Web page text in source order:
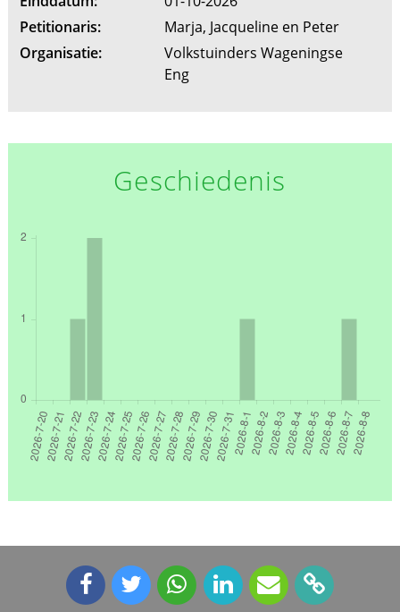
Petitionaris:
Marja, Jacqueline en Peter
Organisatie:
Volkstuinders Wageningse
Eng
Geschiedenis